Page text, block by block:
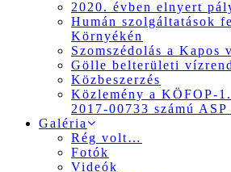
2020. évben elnyert
Humán szolgáltatások
Környékén
Szomszédolás a Kapos
Gölle belterületi
Közbeszerzés
Közlemény a KÖFOP-
2017-00733 számú
Galéria
Rég volt…
Fotók
Videók